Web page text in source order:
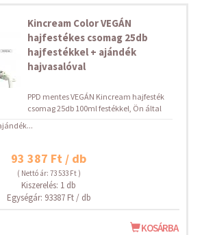
Kincream Color VEGÁN
hajfestékes csomag 25db
hajfestékkel + ajándék
hajvasalóval
PPD mentes VEGÁN Kincream hajfesték
csomag 25db 100ml festékkel, Ön által
93 387 Ft / db
( Nettó ár: 73 533 Ft )
Kiszerelés: 1 db
Egységár: 93387 Ft / db
KOSÁRBA